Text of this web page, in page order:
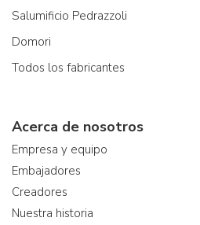
Salumificio Pedrazzoli
Domori
Todos los fabricantes
Acerca de nosotros
Empresa y equipo
Embajadores
Creadores
Nuestra historia